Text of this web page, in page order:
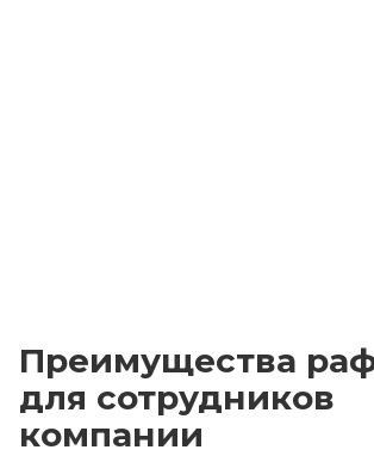
Преимущества
для сотрудников
компании